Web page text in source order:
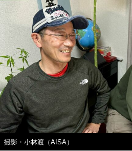
撮影・小林渡（AISA）